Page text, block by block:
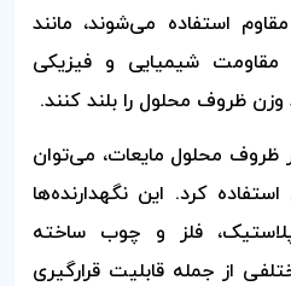
استفاده می‌شوند، مانند
مقاومت شیمیایی و فیزیکی
ظروف محلول را بلند کنند.
ظروف محلول مایعات، می‌توان
کرد. این نگهدارنده‌ها
فلز و چوب ساخته
از جمله قابلیت قرارگیری